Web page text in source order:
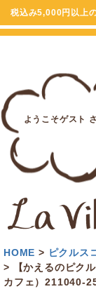
税込み5,000円以上
ようこそゲスト
HOME ピクルス
【かえるのピク
カフェ）211040-